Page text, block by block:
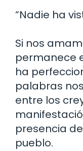
“Nadie ha
Si nos
permanece
ha
palabras
entre los
presencia
pueblo.